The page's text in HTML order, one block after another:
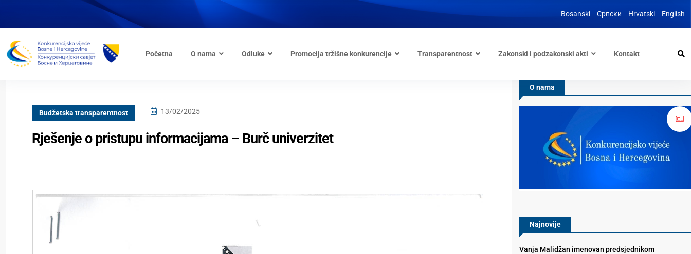
Bosanski Српски Hrvatski English
Početna O nama Odluke Promocija tržišne konkurencije Transparentnost Zakonski i podzakonski akti Kontakt
Budžetska transparentnost 13/02/2025
Rješenje o pristupu informacijama – Burč univerzitet
O nama
Najnovije
Vanja Malidžan imenovan predsjednikom